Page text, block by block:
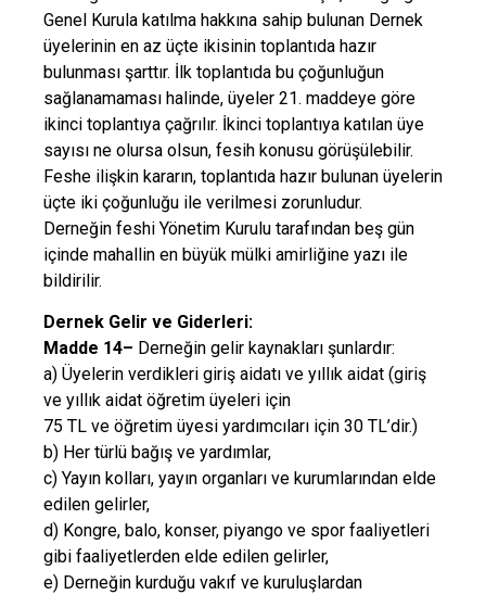
Genel Kurula katılma hakkına sahip bulunan Dernek
üyelerinin en az üçte ikisinin toplantıda hazır
bulunması şarttır. İlk toplantıda bu çoğunluğun
sağlanamaması halinde, üyeler 21. maddeye göre
ikinci toplantıya çağrılır. İkinci toplantıya katılan üye
sayısı ne olursa olsun, fesih konusu görüşülebilir.
Feshe ilişkin kararın, toplantıda hazır bulunan üyelerin
üçte iki çoğunluğu ile verilmesi zorunludur.
Derneğin feshi Yönetim Kurulu tarafından beş gün
içinde mahallin en büyük mülki amirliğine yazı ile
bildirilir.
Dernek Gelir ve Giderleri:
Madde 14– Derneğin gelir kaynakları şunlardır:
a) Üyelerin verdikleri giriş aidatı ve yıllık aidat (giriş
ve yıllık aidat öğretim üyeleri için
75 TL ve öğretim üyesi yardımcıları için 30 TL’dir.)
b) Her türlü bağış ve yardımlar,
c) Yayın kolları, yayın organları ve kurumlarından elde
edilen gelirler,
d) Kongre, balo, konser, piyango ve spor faaliyetleri
gibi faaliyetlerden elde edilen gelirler,
e) Derneğin kurduğu vakıf ve kuruluşlardan